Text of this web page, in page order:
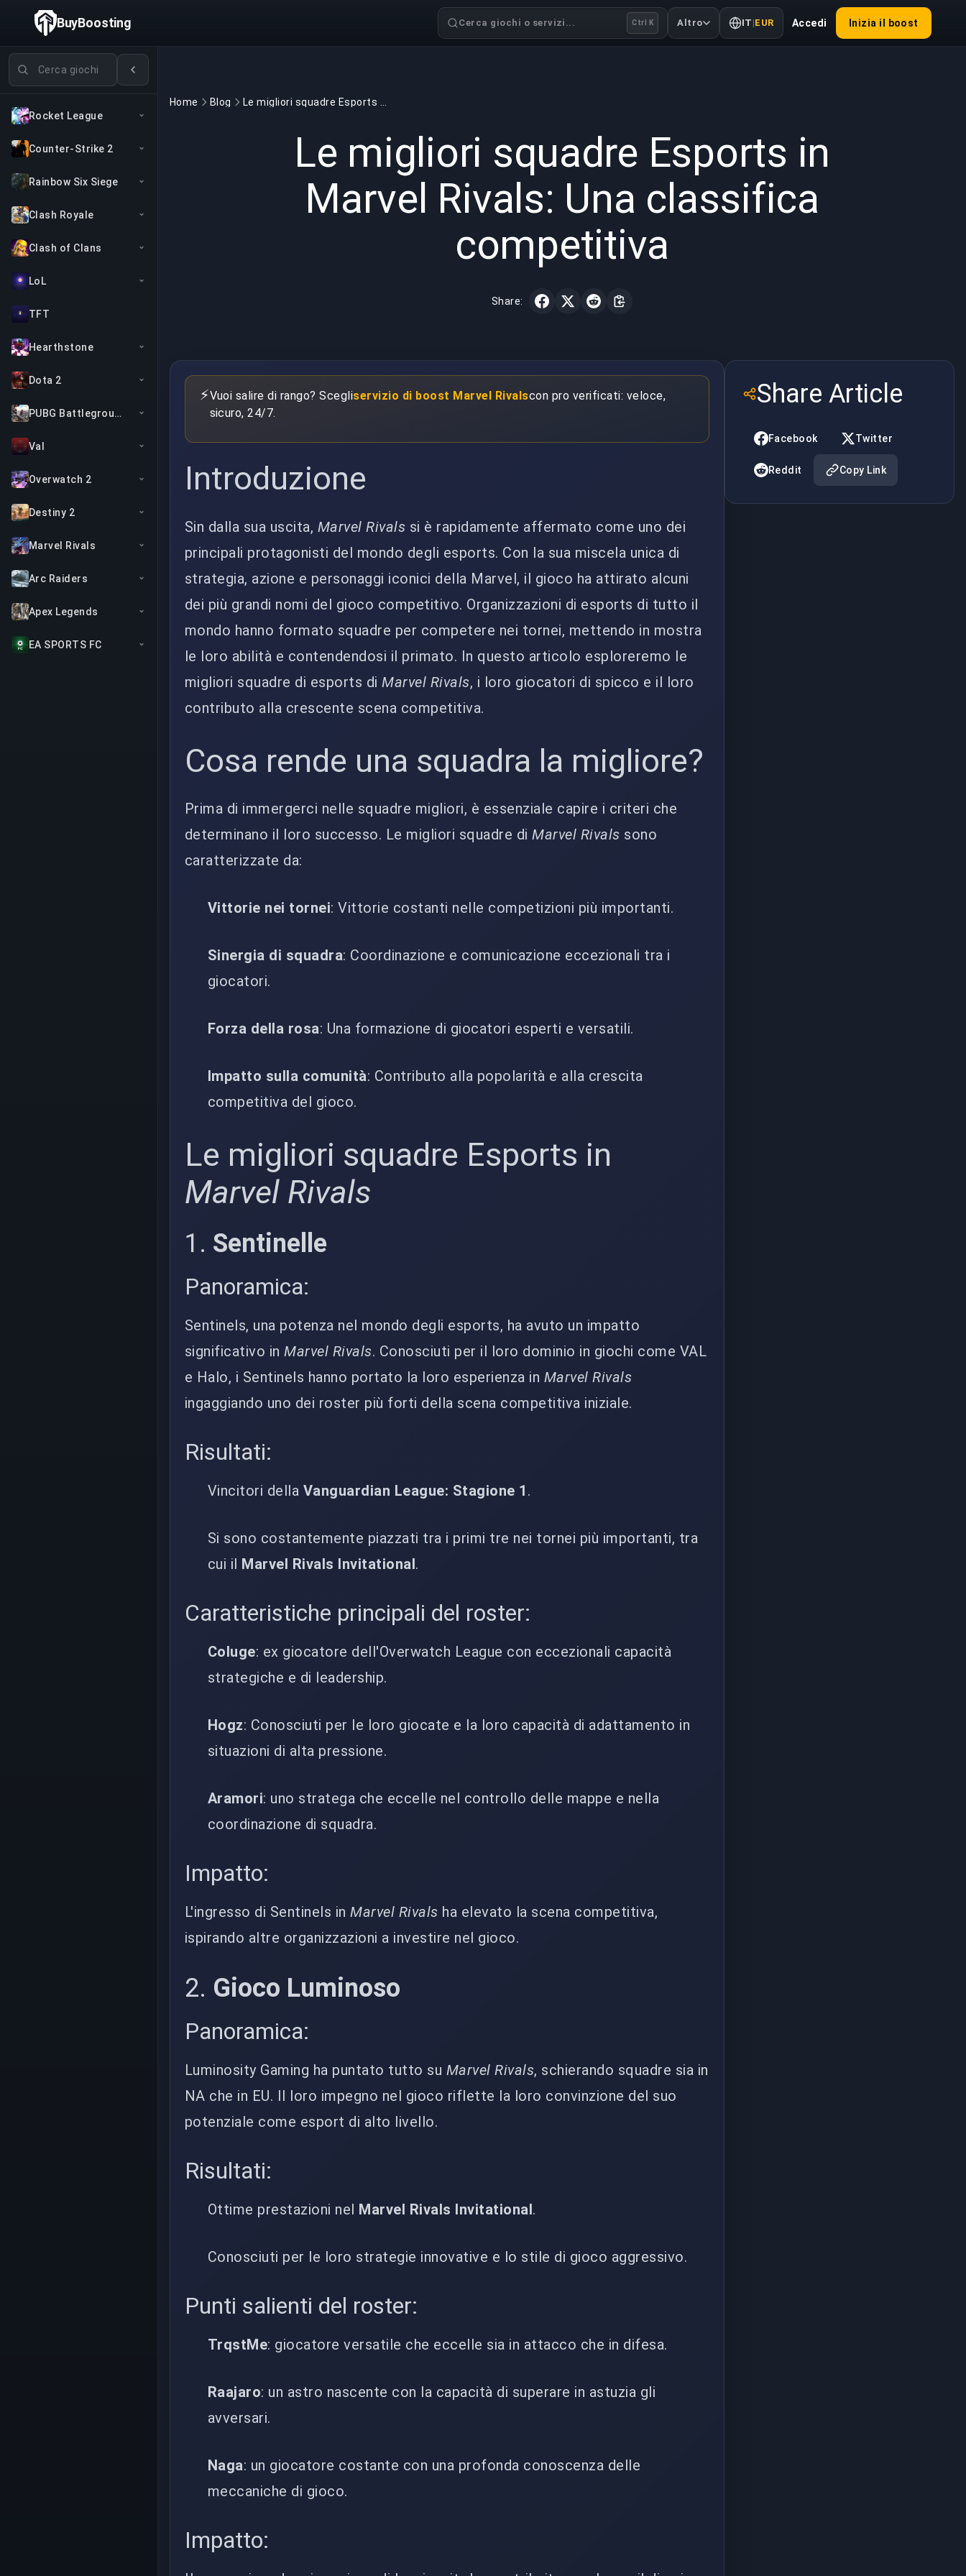
Cerca giochi
Rocket League
Counter-Strike 2
Rainbow Six Siege
Clash Royale
Clash of Clans
LoL
TFT
Hearthstone
Dota 2
PUBG Battlegrounds
Val
Overwatch 2
Destiny 2
Marvel Rivals
Arc Raiders
Apex Legends
EA SPORTS FC
BuyBoosting Cerca giochi o servizi... Ctrl K Altro IT |EUR Accedi Inizia il boost
Home Blog
Le migliori squadre Esports in
Marvel Rivals: Una classifica
competitiva
Share:
⚡Vuoi salire di rango? Scegliservizio di boost Marvel Rivalscon pro verificati: veloce,
sicuro, 24/7.
Introduzione
Sin dalla sua uscita, Marvel Rivals si è rapidamente affermato come uno dei
principali protagonisti del mondo degli esports. Con la sua miscela unica di
strategia, azione e personaggi iconici della Marvel, il gioco ha attirato alcuni
dei più grandi nomi del gioco competitivo. Organizzazioni di esports di tutto il
mondo hanno formato squadre per competere nei tornei, mettendo in mostra
le loro abilità e contendendosi il primato. In questo articolo esploreremo le
migliori squadre di esports diMarvel Rivals, i loro giocatori di spicco e il loro
contributo alla crescente scena competitiva.
Cosa rende una squadra la migliore?
Prima di immergerci nelle squadre migliori, è essenziale capire i criteri che
determinano il loro successo. Le migliori squadre diMarvel Rivals sono
caratterizzate da:
Vittorie nei tornei: Vittorie costanti nelle competizioni più importanti.
Sinergia di squadra: Coordinazione e comunicazione eccezionali tra i
giocatori.
Forza della rosa: Una formazione di giocatori esperti e versatili.
Impatto sulla comunità: Contributo alla popolarità e alla crescita
competitiva del gioco.
Le migliori squadre Esports in
Marvel Rivals
1. Sentinelle
Panoramica:
Sentinels, una potenza nel mondo degli esports, ha avuto un impatto
significativo inMarvel Rivals. Conosciuti per il loro dominio in giochi come VAL
e Halo, i Sentinels hanno portato la loro esperienza in Marvel Rivals
ingaggiando uno dei roster più forti della scena competitiva iniziale.
Risultati:
Vincitori della Vanguardian League: Stagione 1 .
Si sono costantemente piazzati tra i primi tre nei tornei più importanti, tra
cui il Marvel Rivals Invitational.
Caratteristiche principali del roster:
Coluge: ex giocatore dell'Overwatch League con eccezionali capacità
strategiche e di leadership.
Hogz: Conosciuti per le loro giocate e la loro capacità di adattamento in
situazioni di alta pressione.
Aramori: uno stratega che eccelle nel controllo delle mappe e nella
coordinazione di squadra.
Impatto:
L'ingresso di Sentinels inMarvel Rivals ha elevato la scena competitiva,
ispirando altre organizzazioni a investire nel gioco.
2. Gioco Luminoso
Panoramica:
Luminosity Gaming ha puntato tutto su Marvel Rivals, schierando squadre sia in
NA che in EU. Il loro impegno nel gioco riflette la loro convinzione del suo
potenziale come esport di alto livello.
Risultati:
Ottime prestazioni nel Marvel Rivals Invitational.
Conosciuti per le loro strategie innovative e lo stile di gioco aggressivo.
Punti salienti del roster:
TrqstMe: giocatore versatile che eccelle sia in attacco che in difesa.
Raajaro: un astro nascente con la capacità di superare in astuzia gli
avversari.
Naga: un giocatore costante con una profonda conoscenza delle
meccaniche di gioco.
Impatto:
Share Article
Facebook Twitter
Reddit Copy Link